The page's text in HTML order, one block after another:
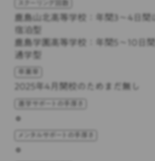
鹿島山北高等学校：年間3～4日間
鹿島学園高等学校：年間5～10日間
通学型
2025年4月開校のためまだ無し
⚪︎
⚪︎